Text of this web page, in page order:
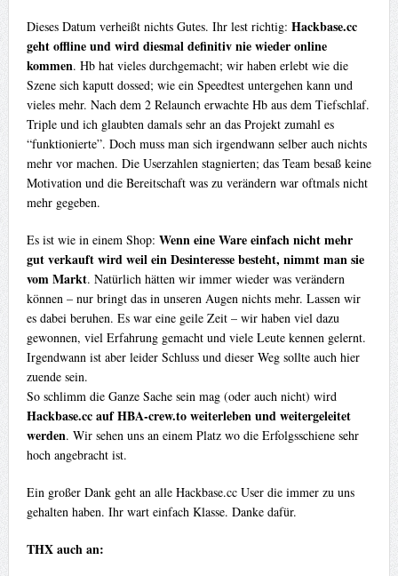
Dieses Datum verheißt nichts Gutes. Ihr lest richtig: Hackbase.cc
geht offline und wird diesmal definitiv nie wieder online
kommen. Hb hat vieles durchgemacht; wir haben erlebt wie die
Szene sich kaputt dossed; wie ein Speedtest untergehen kann und
vieles mehr. Nach dem 2 Relaunch erwachte Hb aus dem Tiefschlaf.
Triple und ich glaubten damals sehr an das Projekt zumahl es
“funktionierte”. Doch muss man sich irgendwann selber auch nichts
mehr vor machen. Die Userzahlen stagnierten; das Team besaß keine
Motivation und die Bereitschaft was zu verändern war oftmals nicht
mehr gegeben.
Es ist wie in einem Shop: Wenn eine Ware einfach nicht mehr
gut verkauft wird weil ein Desinteresse besteht, nimmt man sie
vom Markt. Natürlich hätten wir immer wieder was verändern
können – nur bringt das in unseren Augen nichts mehr. Lassen wir
es dabei beruhen. Es war eine geile Zeit – wir haben viel dazu
gewonnen, viel Erfahrung gemacht und viele Leute kennen gelernt.
Irgendwann ist aber leider Schluss und dieser Weg sollte auch hier
zuende sein.
So schlimm die Ganze Sache sein mag (oder auch nicht) wird
Hackbase.cc auf HBA-crew.to weiterleben und weitergeleitet
werden. Wir sehen uns an einem Platz wo die Erfolgsschiene sehr
hoch angebracht ist.
Ein großer Dank geht an alle Hackbase.cc User die immer zu uns
gehalten haben. Ihr wart einfach Klasse. Danke dafür.
THX auch an: